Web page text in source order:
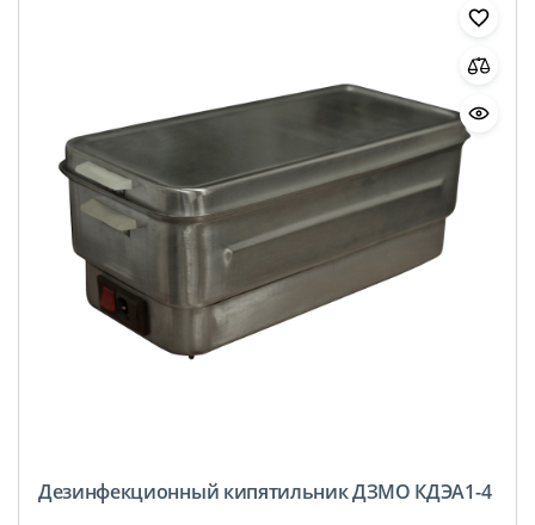
Дезинфекционный кипятильник ДЗМО КДЭА1-4